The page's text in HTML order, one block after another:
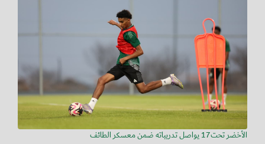
الأخضر تحت17 يواصل تدريباته ضمن معسكر الطائف